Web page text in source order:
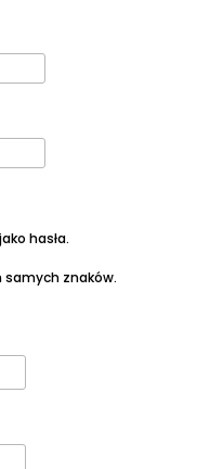
hasła.
samych znaków.